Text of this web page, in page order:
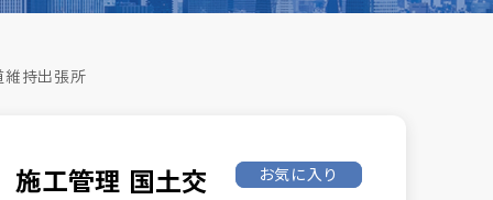
持出張所
施工管理 国土交 お気に入り